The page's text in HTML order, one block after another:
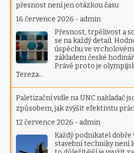
přesnost není jen otázkou času
16 července 2026 - admin
Přesnost, trpělivost a
se na každý detail.
úspěchu ve
základem české
Právě proto je
Tereza…
Paletizační vidle na UNC nakladač
způsobem, jak zvýšit efektivitu
12 července 2026 - admin
Každý podnikatel dobře
stavební techniky není